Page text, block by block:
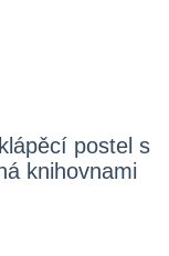
postel s
knihovnami